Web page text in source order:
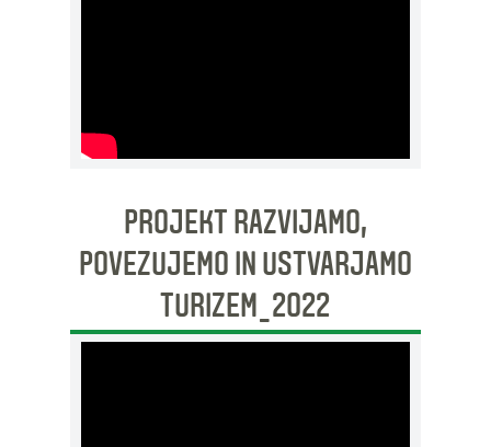
PROJEKT RAZVIJAMO,
POVEZUJEMO IN USTVARJAMO
TURIZEM_2022